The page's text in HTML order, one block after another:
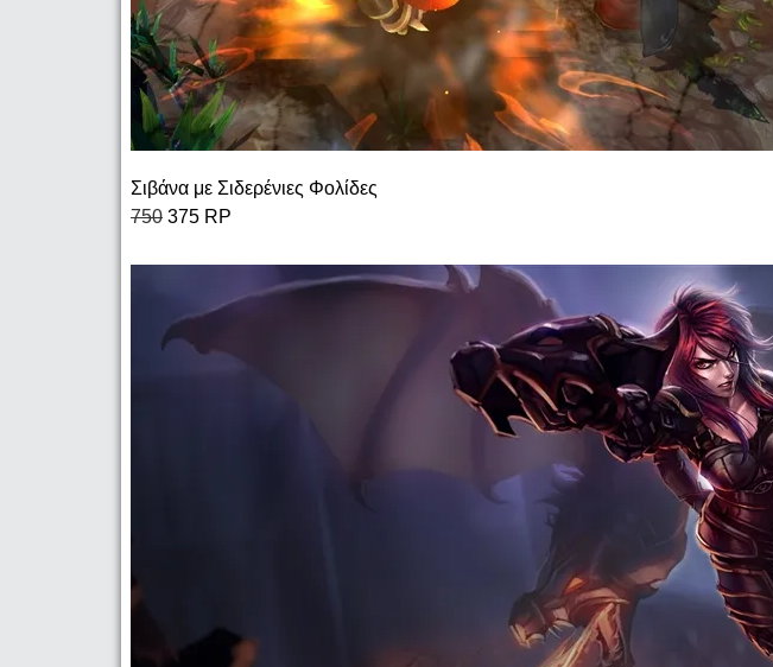
Σιβάνα με Σιδερένιες Φολίδες
750 375 RP